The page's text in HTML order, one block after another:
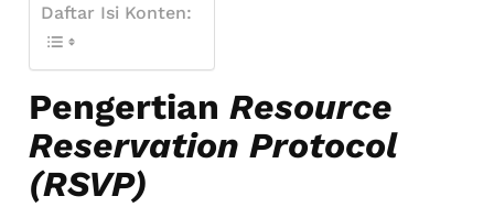
Daftar Isi Konten:
PengertianResource
Reservation Protocol
(RSVP)